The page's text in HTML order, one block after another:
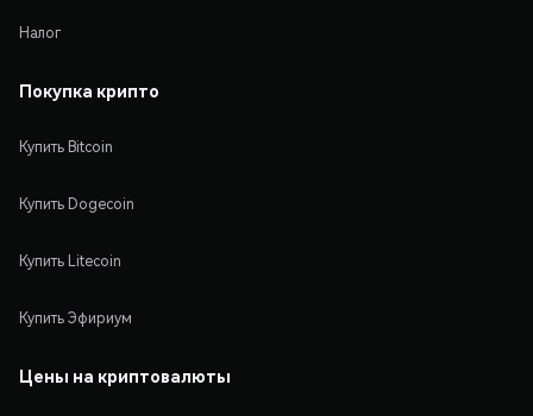
Налог
Покупка крипто
Купить Bitcoin
Купить Dogecoin
Купить Litecoin
Купить Эфириум
Цены на криптовалюты